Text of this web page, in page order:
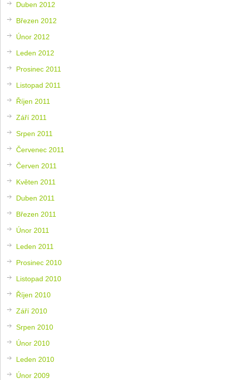
Duben 2012
Březen 2012
Únor 2012
Leden 2012
Prosinec 2011
Listopad 2011
Říjen 2011
Září 2011
Srpen 2011
Červenec 2011
Červen 2011
Květen 2011
Duben 2011
Březen 2011
Únor 2011
Leden 2011
Prosinec 2010
Listopad 2010
Říjen 2010
Září 2010
Srpen 2010
Únor 2010
Leden 2010
Únor 2009